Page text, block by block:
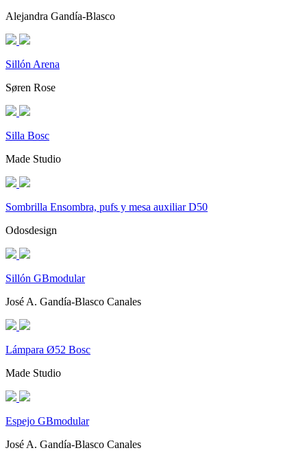
Alejandra Gandía-Blasco
Sillón Arena
Søren Rose
Silla Bosc
Made Studio
Sombrilla Ensombra, pufs y mesa auxiliar D50
Odosdesign
Sillón GBmodular
José A. Gandía-Blasco Canales
Lámpara Ø52 Bosc
Made Studio
Espejo GBmodular
José A. Gandía-Blasco Canales